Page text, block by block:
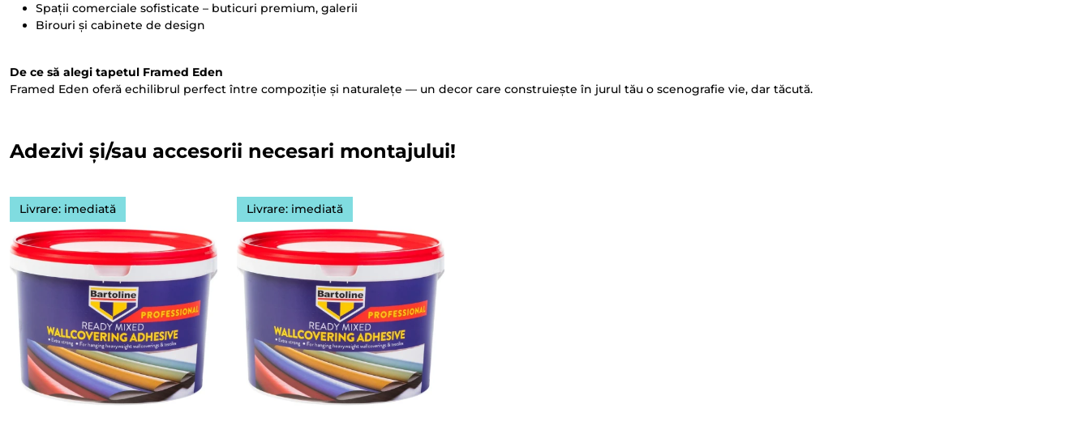
Spații comerciale sofisticate – buticuri premium, galerii
Birouri și cabinete de design
De ce să alegi tapetul Framed Eden
Framed Eden oferă echilibrul perfect între compoziție și naturalețe — un decor care construiește în jurul tău o scenografie vie, dar tăcută.
Adezivi și/sau accesorii necesari montajului!
Livrare: imediată Livrare: imediată